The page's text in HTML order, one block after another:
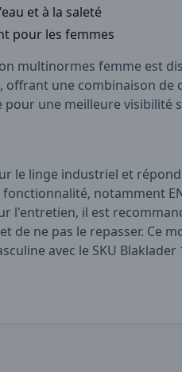
et à la saleté
pour les femmes
multinormes femme est
offrant une combinaison de
une meilleure visibilité
le linge industriel et
notamment
l'entretien, il est
de ne pas le repasser. Ce
avec le SKU Blaklader